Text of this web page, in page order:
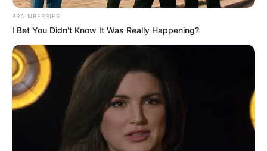
BRAINBERRIES
I Bet You Didn't Know It Was Really Happening?